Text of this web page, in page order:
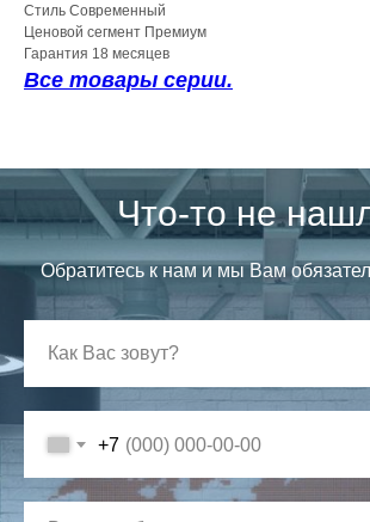
Стиль Современный
Ценовой сегмент Премиум
Гарантия 18 месяцев
Все товары серии.
Что-то не
Обратитесь к нам и мы Вам
+7